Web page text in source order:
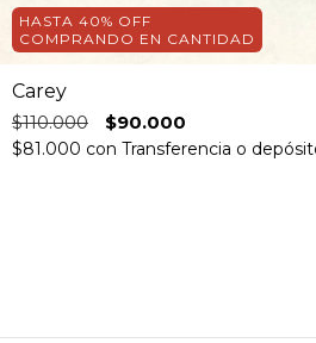
HASTA 40% OFF
COMPRANDO EN CANTIDAD
Carey
$110.000
$90.000
$81.000 con Transferencia o